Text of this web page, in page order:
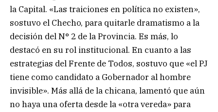
la Capital. «Las traiciones en política no existen»,
sostuvo el Checho, para quitarle dramatismo a la
decisión del N° 2 de la Provincia. Es más, lo
destacó en su rol institucional. En cuanto a las
estrategias del Frente de Todos, sostuvo que «el PJ
tiene como candidato a Gobernador al hombre
invisible». Más allá de la chicana, lamentó que aún
no haya una oferta desde la «otra vereda» para